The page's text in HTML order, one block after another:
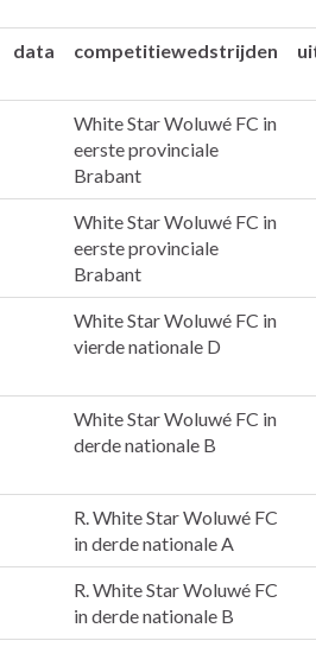
data competitiewedstrijden
White Star Woluwé FC in
eerste provinciale
Brabant
White Star Woluwé FC in
eerste provinciale
Brabant
White Star Woluwé FC in
vierde nationale D
White Star Woluwé FC in
derde nationale B
R. White Star Woluwé FC
in derde nationale A
R. White Star Woluwé FC
in derde nationale B